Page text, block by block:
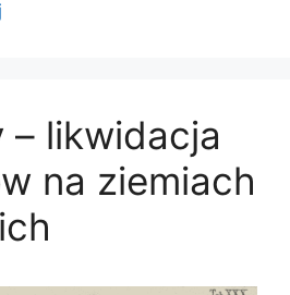
– likwidacja
na ziemiach